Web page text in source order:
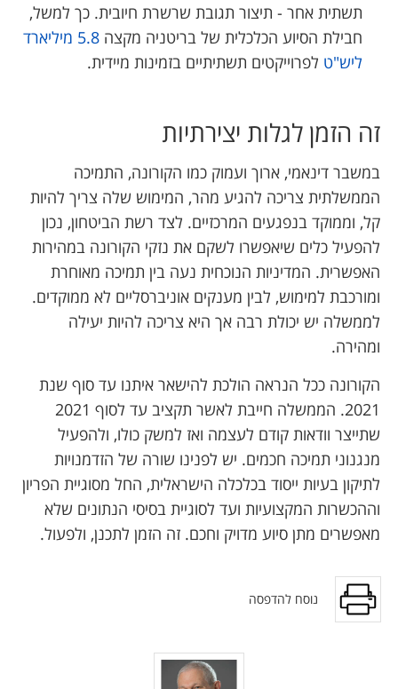
תשתית אחר - תיצור תגובת שרשרת חיובית. כך למשל,
חבילת הסיוע הכלכלית של בריטניה מקצה
5.8 מיליארד
ליש"ט לפרוייקטים תשתיתיים בזמינות מיידית.
זה הזמן לגלות יצירתיות
במשבר דינאמי, ארוך ועמוק כמו הקורונה, התמיכה
הממשלתית צריכה להגיע מהר, המימוש שלה צריך להיות
קל, וממוקד בנפגעים המרכזיים. לצד רשת הביטחון, נכון
להפעיל כלים שיאפשרו לשקם את נזקי הקורונה במהירות
האפשרית. המדיניות הנוכחית נעה בין תמיכה מאוחרת
ומורכבת למימוש, לבין מענקים אוניברסליים לא ממוקדים.
לממשלה יש יכולת רבה אך היא צריכה להיות יעילה
ומהירה.
הקורונה ככל הנראה הולכת להישאר איתנו עד סוף שנת
2021. הממשלה חייבת לאשר תקציב עד לסוף 2021
שתייצר וודאות קודם לעצמה ואז למשק כולו, ולהפעיל
מנגנוני תמיכה חכמים. יש לפנינו שורה של הזדמנויות
לתיקון בעיות ייסוד בכלכלה הישראלית, החל מסוגיית הפריון
וההכשרות המקצועיות ועד לסוגיית בסיסי הנתונים שלא
מאפשרים מתן סיוע מדויק וחכם. זה הזמן לתכנן, ולפעול.
נוסח להדפסה